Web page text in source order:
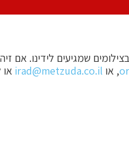
שמגיעים לידינו. אם
, או irad@metzuda.co.il או